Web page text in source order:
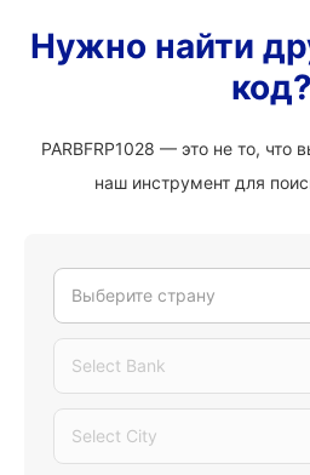
Нужно найти
код?
PARBFRP1028 — это не то, что
наш инструмент для
Выберите страну
Select Bank
Select City